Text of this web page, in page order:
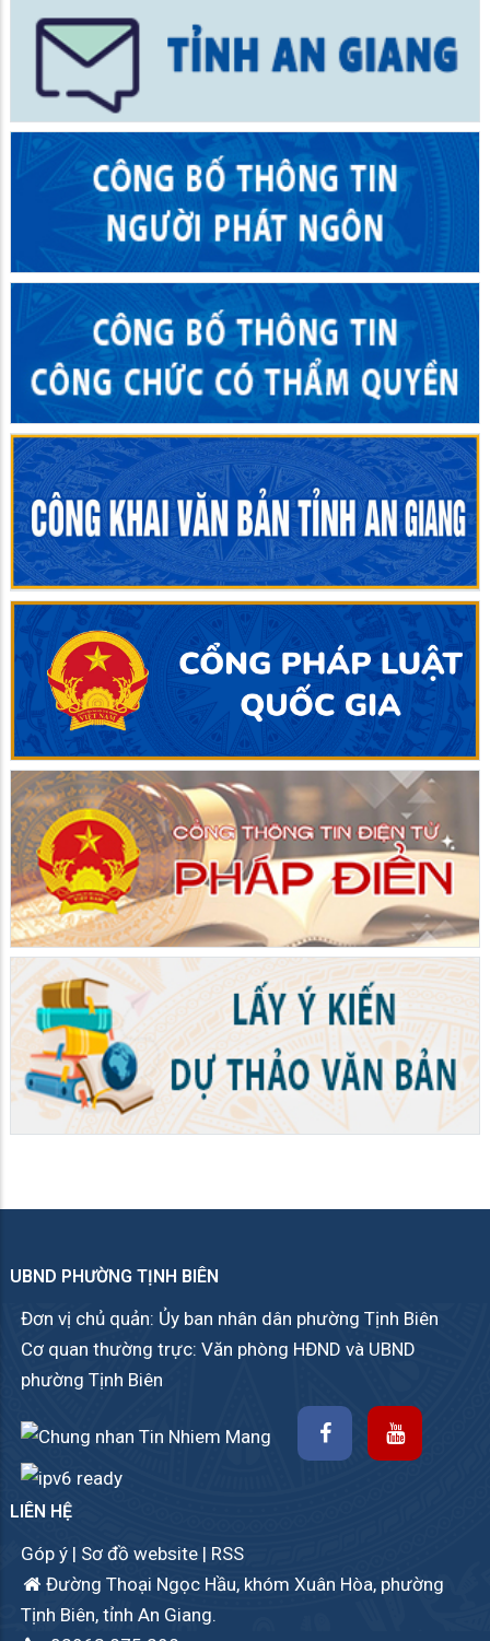
UBND PHƯỜNG TỊNH BIÊN
Đơn vị chủ quản: Ủy ban nhân dân phường Tịnh Biên
Cơ quan thường trực: Văn phòng HĐND và UBND
phường Tịnh Biên
LIÊN HỆ
Góp ý | Sơ đồ website | RSS
Đường Thoại Ngọc Hầu, khóm Xuân Hòa, phường
Tịnh Biên, tỉnh An Giang.